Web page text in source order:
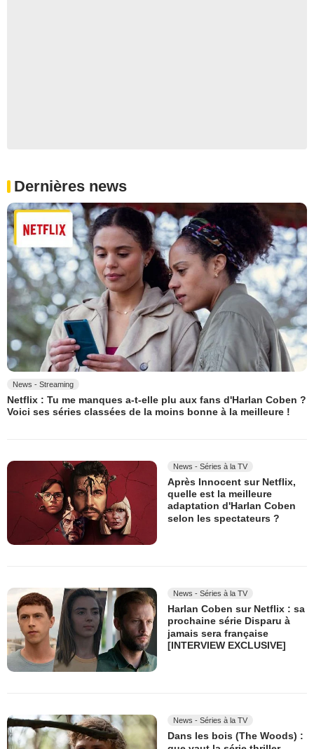
Dernières news
News - Streaming
Netflix : Tu me manques a-t-elle plu aux fans d'Harlan Coben ?
Voici ses séries classées de la moins bonne à la meilleure !
News - Séries à la TV
Après Innocent sur Netflix,
quelle est la meilleure
adaptation d'Harlan Coben
selon les spectateurs ?
News - Séries à la TV
Harlan Coben sur Netflix : sa
prochaine série Disparu à
jamais sera française
[INTERVIEW EXCLUSIVE]
News - Séries à la TV
Dans les bois (The Woods) :